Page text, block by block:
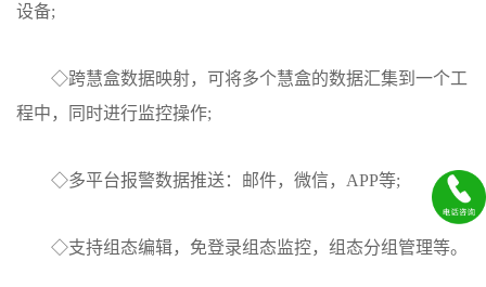
设备;
◇跨慧盒数据映射，可将多个慧盒的数据汇集到一个工
程中，同时进行监控操作;
◇多平台报警数据推送：邮件，微信，APP等;
◇支持组态编辑，免登录组态监控，组态分组管理等。